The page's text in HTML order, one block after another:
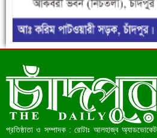
ফরিদগঞ্জে ড্রেন ও সড়ক নির্মাণে ধীরগতি জনদুর্ভোগ
রেকর্ড ৪৫.৪৬ বিলিয়ন ডলারের রিজার্ভ
প্রতিষ্ঠাতা ও সম্পাদক : রোটাঃ আলহাজ্ব